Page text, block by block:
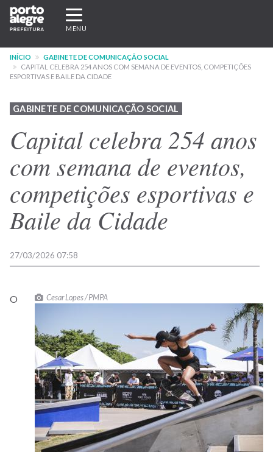
Pular
para
conteúdo
principal
Expandir/recolher
navegação
MENU
INÍCIO
GABINETE DE COMUNICAÇÃO SOCIAL
CAPITAL CELEBRA 254 ANOS COM SEMANA DE EVENTOS, COMPETIÇÕES
ESPORTIVAS E BAILE DA CIDADE
GABINETE DE COMUNICAÇÃO SOCIAL
Capital celebra 254 anos
com semana de eventos,
competições esportivas e
Baile da Cidade
27/03/2026 07:58
Cesar Lopes / PMPA
O